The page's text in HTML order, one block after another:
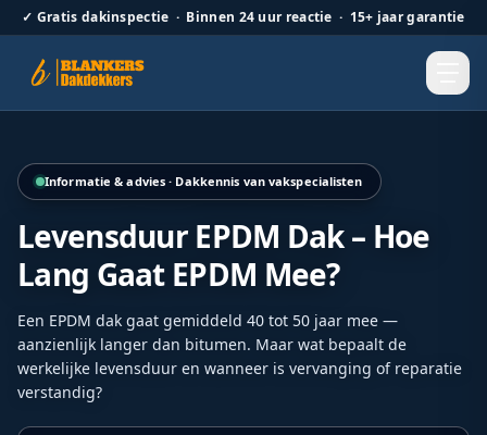
✓ Gratis dakinspectie · Binnen 24 uur reactie · 15+ jaar garantie
Informatie & advies · Dakkennis van vakspecialisten
Levensduur EPDM Dak – Hoe
Lang Gaat EPDM Mee?
Een EPDM dak gaat gemiddeld 40 tot 50 jaar mee —
aanzienlijk langer dan bitumen. Maar wat bepaalt de
werkelijke levensduur en wanneer is vervanging of reparatie
verstandig?